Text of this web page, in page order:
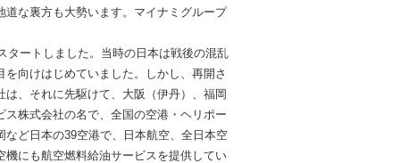
な裏方も大勢います。マイナミグループ
タートしました。当時の日本は戦後の混乱
向けはじめていました。しかし、再開さ
、それに先駆けて、大阪（伊丹）、福岡
株式会社の名で、全国の空港・ヘリポー
ど日本の39空港で、日本航空、全日本空
にも航空燃料給油サービスを提供してい